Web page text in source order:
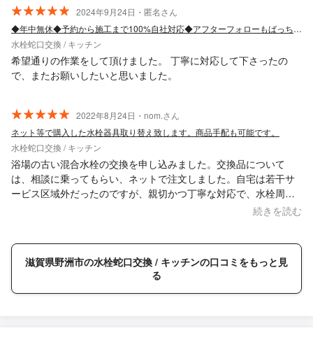
2024年9月24日・匿名さん
◆年中無休◆予約から施工まで100%自社対応◆アフターフォローもばっちり！
水栓蛇口交換 / キッチン
希望通りの作業をして頂けました。 丁寧に対応して下さったの
で、またお願いしたいと思いました。
2022年8月24日・nom.さん
ネット等で購入した水栓器具取り替え致します。商品手配も可能です。
水栓蛇口交換 / キッチン
浴場の古い混合水栓の交換を申し込みました。交換品について
は、相談に乗ってもらい、ネットで注文しました。自宅は若干サ
ービス区域外だったのですが、親切かつ丁寧な対応で、水栓周り
の清掃までやってくださり、行き届いた仕事ぶりでした。おスス
続きを読む
滋賀県野洲市の水栓蛇口交換 / キッチンの口コミをもっと見
る